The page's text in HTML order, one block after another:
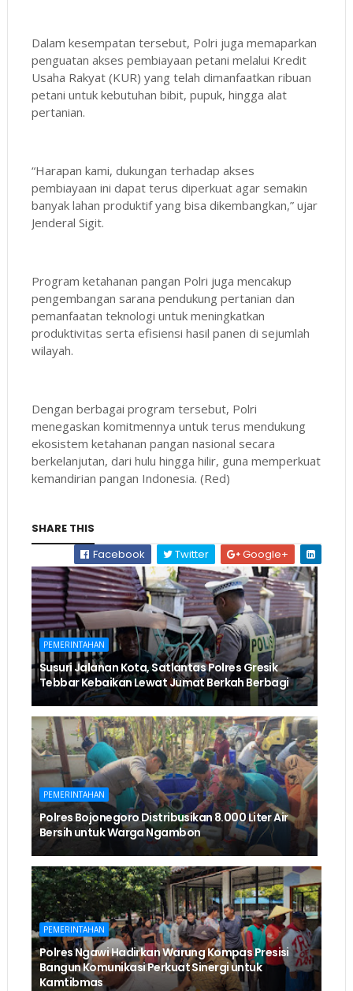
Dalam kesempatan tersebut, Polri juga memaparkan
penguatan akses pembiayaan petani melalui Kredit
Usaha Rakyat (KUR) yang telah dimanfaatkan ribuan
petani untuk kebutuhan bibit, pupuk, hingga alat
pertanian.
“Harapan kami, dukungan terhadap akses
pembiayaan ini dapat terus diperkuat agar semakin
banyak lahan produktif yang bisa dikembangkan,” ujar
Jenderal Sigit.
Program ketahanan pangan Polri juga mencakup
pengembangan sarana pendukung pertanian dan
pemanfaatan teknologi untuk meningkatkan
produktivitas serta efisiensi hasil panen di sejumlah
wilayah.
Dengan berbagai program tersebut, Polri
menegaskan komitmennya untuk terus mendukung
ekosistem ketahanan pangan nasional secara
berkelanjutan, dari hulu hingga hilir, guna memperkuat
kemandirian pangan Indonesia. (Red)
SHARE THIS
Facebook
Twitter Google+
PEMERINTAHAN
Susuri Jalanan Kota, Satlantas Polres Gresik
Tebbar Kebaikan Lewat Jumat Berkah Berbagi
PEMERINTAHAN
Polres Bojonegoro Distribusikan 8.000 Liter Air
Bersih untuk Warga Ngambon
PEMERINTAHAN
Polres Ngawi Hadirkan Warung Kompas Presisi
Bangun Komunikasi Perkuat Sinergi untuk
Kamtibmas